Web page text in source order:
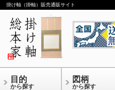
掛け軸（掛軸）販売通販サイト
目的
から探す
図柄
から探す